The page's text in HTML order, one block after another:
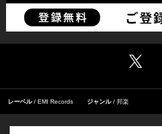
レーベル EMI Records ジャンル 邦楽